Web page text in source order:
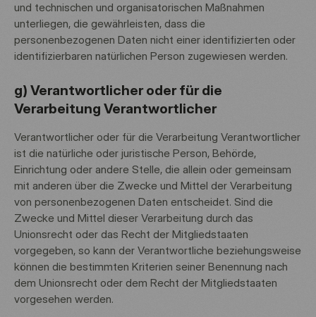
und technischen und organisatorischen Maßnahmen
unterliegen, die gewährleisten, dass die
personenbezogenen Daten nicht einer identifizierten oder
identifizierbaren natürlichen Person zugewiesen werden.
g) Verantwortlicher oder für die
Verarbeitung Verantwortlicher
Verantwortlicher oder für die Verarbeitung Verantwortlicher
ist die natürliche oder juristische Person, Behörde,
Einrichtung oder andere Stelle, die allein oder gemeinsam
mit anderen über die Zwecke und Mittel der Verarbeitung
von personenbezogenen Daten entscheidet. Sind die
Zwecke und Mittel dieser Verarbeitung durch das
Unionsrecht oder das Recht der Mitgliedstaaten
vorgegeben, so kann der Verantwortliche beziehungsweise
können die bestimmten Kriterien seiner Benennung nach
dem Unionsrecht oder dem Recht der Mitgliedstaaten
vorgesehen werden.